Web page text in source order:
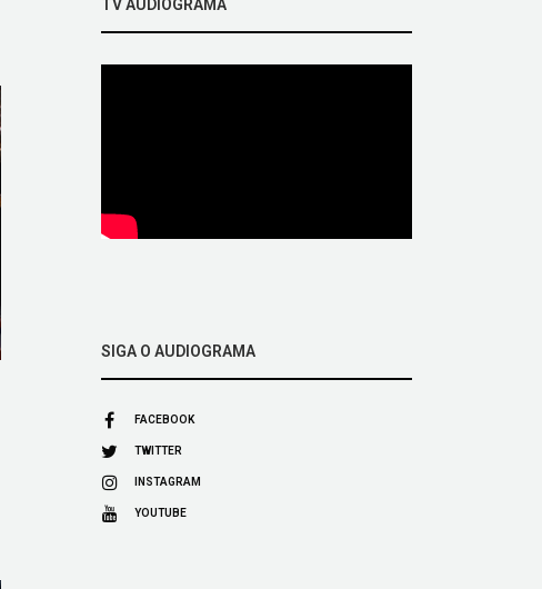
TV AUDIOGRAMA
SIGA O AUDIOGRAMA
FACEBOOK
TWITTER
INSTAGRAM
YOUTUBE